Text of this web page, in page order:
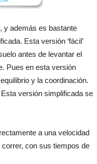
y además es bastante
Esta versión ‘fácil’
antes de levantar el
Pues en esta versión
y la coordinación.
versión simplificada se
a una velocidad
con sus tiempos de